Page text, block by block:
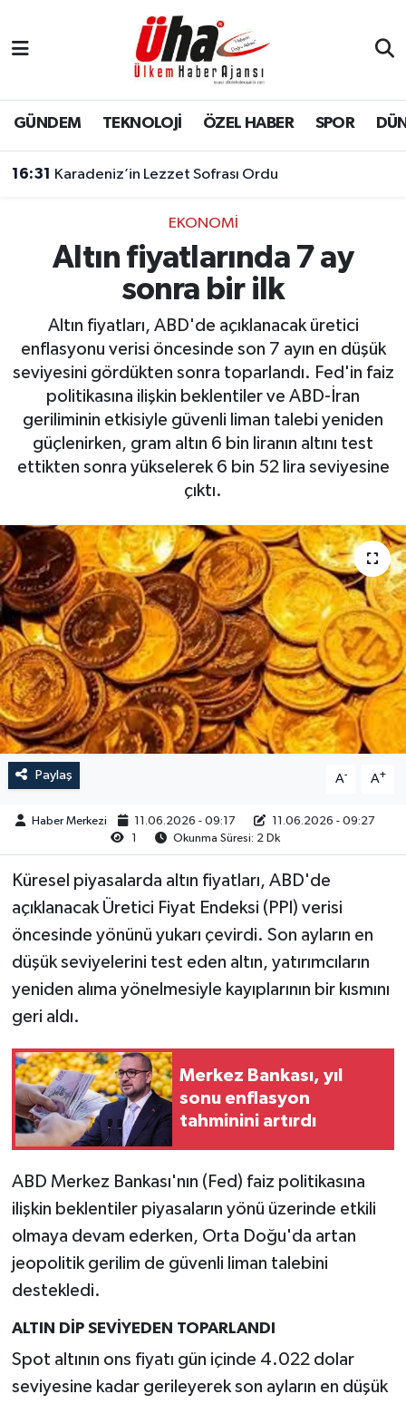
GÜNDEM TEKNOLOJİ ÖZEL HABER SPOR
16:31 Karadeniz’in Lezzet Sofrası Ordu
EKONOMİ
Altın fiyatlarında 7 ay
sonra bir ilk
Altın fiyatları, ABD'de açıklanacak üretici
enflasyonu verisi öncesinde son 7 ayın en düşük
seviyesini gördükten sonra toparlandı. Fed'in faiz
politikasına ilişkin beklentiler ve ABD-İran
geriliminin etkisiyle güvenli liman talebi yeniden
güçlenirken, gram altın 6 bin liranın altını test
ettikten sonra yükselerek 6 bin 52 lira seviyesine
çıktı.
Paylaş A- A+
Haber Merkezi 11.06.2026 - 09:17
11.06.2026 - 09:27
1
Okunma Süresi: 2 Dk
Küresel piyasalarda altın fiyatları, ABD'de
açıklanacak Üretici Fiyat Endeksi (PPI) verisi
öncesinde yönünü yukarı çevirdi. Son ayların en
düşük seviyelerini test eden altın, yatırımcıların
yeniden alıma yönelmesiyle kayıplarının bir kısmını
geri aldı.
Merkez Bankası, yıl
sonu enflasyon
tahminini artırdı
ABD Merkez Bankası'nın (Fed) faiz politikasına
ilişkin beklentiler piyasaların yönü üzerinde etkili
olmaya devam ederken, Orta Doğu'da artan
jeopolitik gerilim de güvenli liman talebini
destekledi.
ALTIN DİP SEVİYEDEN TOPARLANDI
Spot altının ons fiyatı gün içinde 4.022 dolar
seviyesine kadar gerileyerek son ayların en düşük
İstanbul Nöbetçi Eczaneler
İstanbul Hava Durumu
Süper Lig Puan Durumu ve Fikstür
Tüm Manşetler
Son Dakika Haberleri
Haber Arşivi